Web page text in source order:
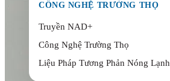
CÔNG NGHỆ TRƯỜNG THỌ
Truyền NAD+
Công Nghệ Trường Thọ
Liệu Pháp Tương Phản Nóng Lạnh